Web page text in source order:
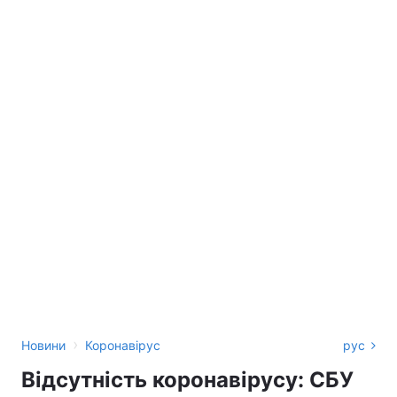
Новини › Коронавірус рус
Відсутність коронавірусу: СБУ